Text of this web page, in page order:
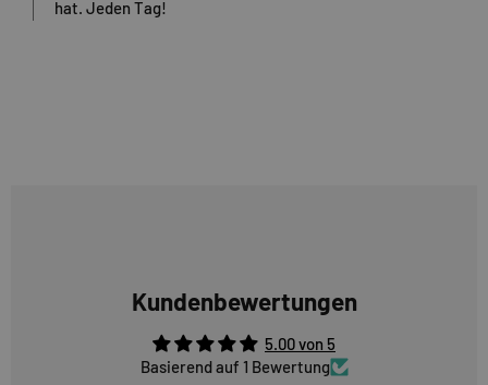
hat. Jeden Tag!
Kundenbewertungen
5.00 von 5
Basierend auf 1 Bewertung